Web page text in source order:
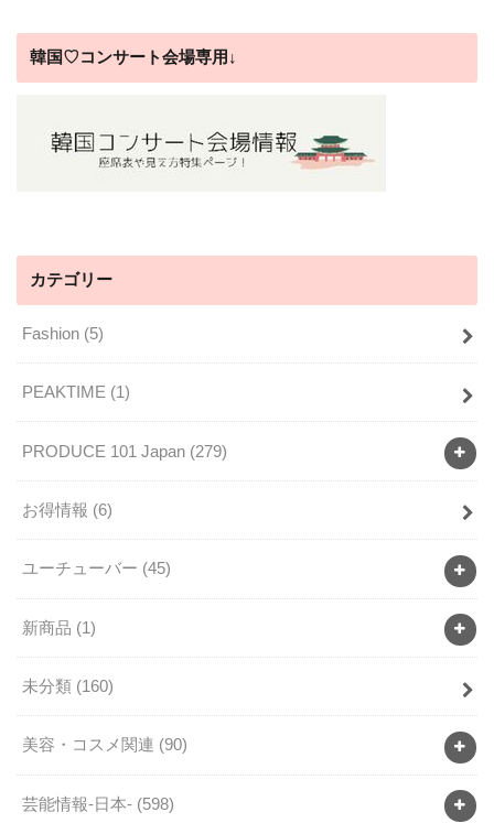
韓国♡コンサート会場専用↓
カテゴリー
Fashion (5)
PEAKTIME (1)
PRODUCE 101 Japan (279)
お得情報 (6)
ユーチューバー (45)
新商品 (1)
未分類 (160)
美容・コスメ関連 (90)
芸能情報-日本- (598)